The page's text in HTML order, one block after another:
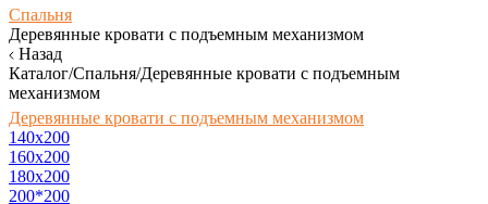
Спальня
Деревянные кровати с подъемным механизмом
Назад
Каталог/Спальня/Деревянные кровати с подъемным
механизмом
Деревянные кровати с подъемным механизмом
140x200
160х200
180х200
200*200